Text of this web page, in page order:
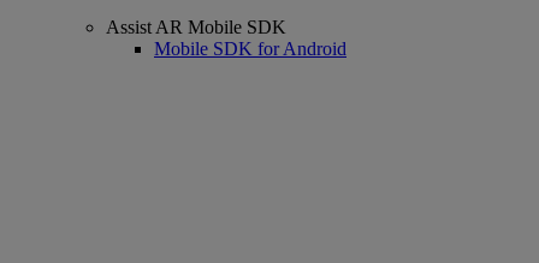
Assist AR Mobile SDK
Mobile SDK for Android